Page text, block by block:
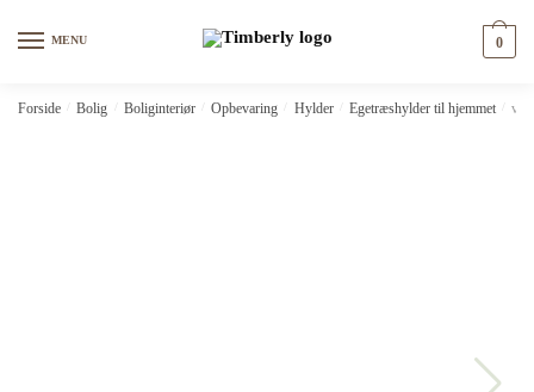
MENU 0
Forside Bolig Boliginteriør Opbevaring Hylder Egetræshylder til hjemmet